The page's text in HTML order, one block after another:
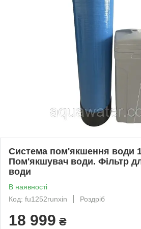
Система пом'якшення води
Пом'якшувач води. Фільтр
води
В наявності
Код: fu1252runxin
Роздріб
18 999 ₴